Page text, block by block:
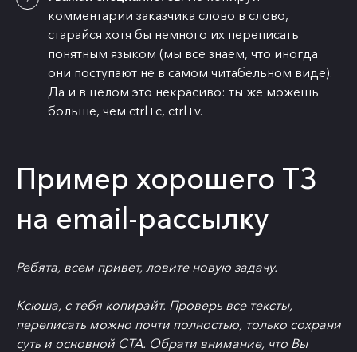
комментарии заказчика слово в слово,
старайся хотя бы немного их переписать
понятным языком (мы все знаем, что иногда
они поступают не в самом читабельном виде).
Да и в целом это некрасиво: ты же можешь
больше, чем ctrl+c, ctrl+v.
Пример хорошего ТЗ
на email-рассылку
Ребята, всем привет, ловите новую задачу.
Ксюша, с тебя копирайт. Проверь все тексты,
переписать можно почти полностью, только сохрани
суть и основной СТА. Обрати внимание, что Вы